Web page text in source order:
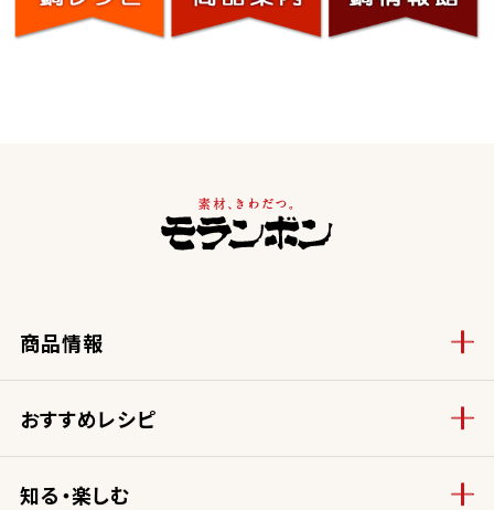
商品情報
おすすめレシピ
知る・楽しむ